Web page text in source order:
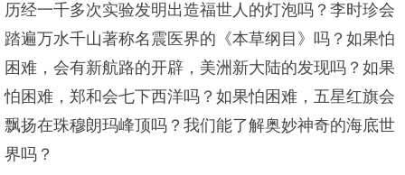
历经一千多次实验发明出造福世人的灯泡吗？李时珍会
踏遍万水千山著称名震医界的《本草纲目》吗？如果怕
困难，会有新航路的开辟，美洲新大陆的发现吗？如果
怕困难，郑和会七下西洋吗？如果怕困难，五星红旗会
飘扬在珠穆朗玛峰顶吗？我们能了解奥妙神奇的海底世
界吗？